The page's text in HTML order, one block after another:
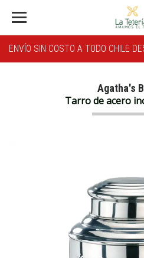
ENVÍO SIN COSTO A TODO CHILE
Agatha's
Tarro de acero